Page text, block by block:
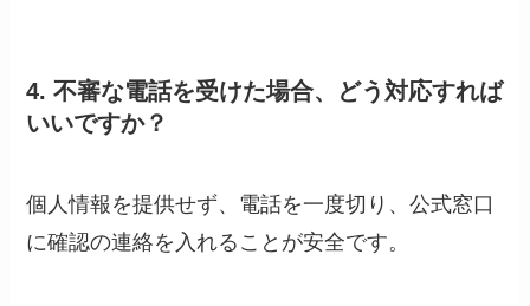
4. 不審な電話を受けた場合、どう対応すれば
いいですか？
個人情報を提供せず、電話を一度切り、公式窓口
に確認の連絡を入れることが安全です。